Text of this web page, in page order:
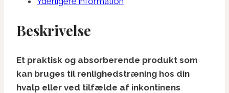
antal
Beskrivelse
Et praktisk og absorberende produkt som
kan bruges til renlighedstræning hos din
hvalp eller ved tilfælde af inkontinens